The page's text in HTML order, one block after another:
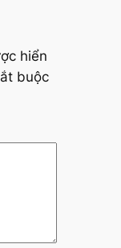
hiển
buộc